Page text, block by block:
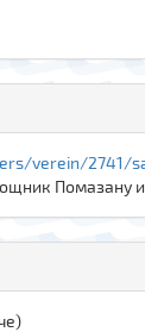
verein/2741/
Помазану